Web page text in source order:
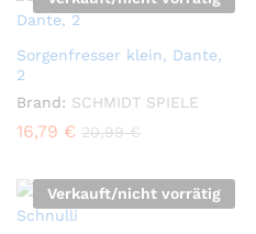
Sorgenfresser klein, Dante,
2
Brand: SCHMIDT SPIELE
16,79 € 20,99€
Verkauft/nicht vorrätig